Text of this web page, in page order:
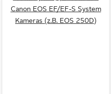
Canon EOS EF/EF-S System
Kameras (z.B. EOS 250D)